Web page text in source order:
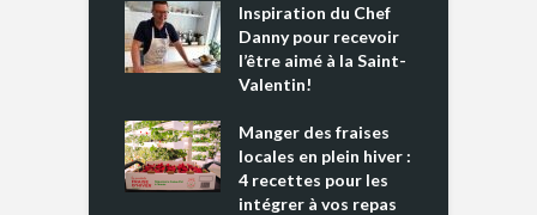
Inspiration du Chef
Danny pour recevoir
l’être aimé à la Saint-
Valentin!
Manger des fraises
locales en plein hiver :
4 recettes pour les
intégrer à vos repas